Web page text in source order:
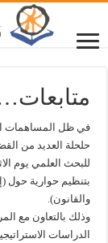
في ظل المساهمات
حلحلة العديد من
بتنظيم حوارية حول
والقانون).
وذلك بالتعاون مع
الدراسات